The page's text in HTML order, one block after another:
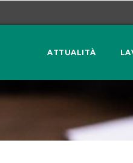
ATTUALITÀ